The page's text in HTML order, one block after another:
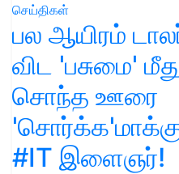
செய்திகள்
பல ஆயிரம்
விட 'பசுமை'
சொந்த ஊரை
#IT இளைஞர்!